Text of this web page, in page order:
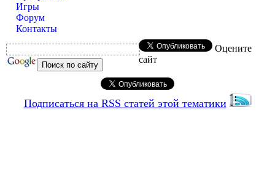
Игры
Форум
Контакты
Оцените
сайт
Подписаться на RSS статей этой тематики